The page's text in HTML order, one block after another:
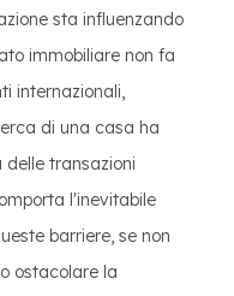
sta influenzando
immobiliare non fa
internazionali,
di una casa ha
transazioni
l'inevitabile
barriere, se non
ostacolare la